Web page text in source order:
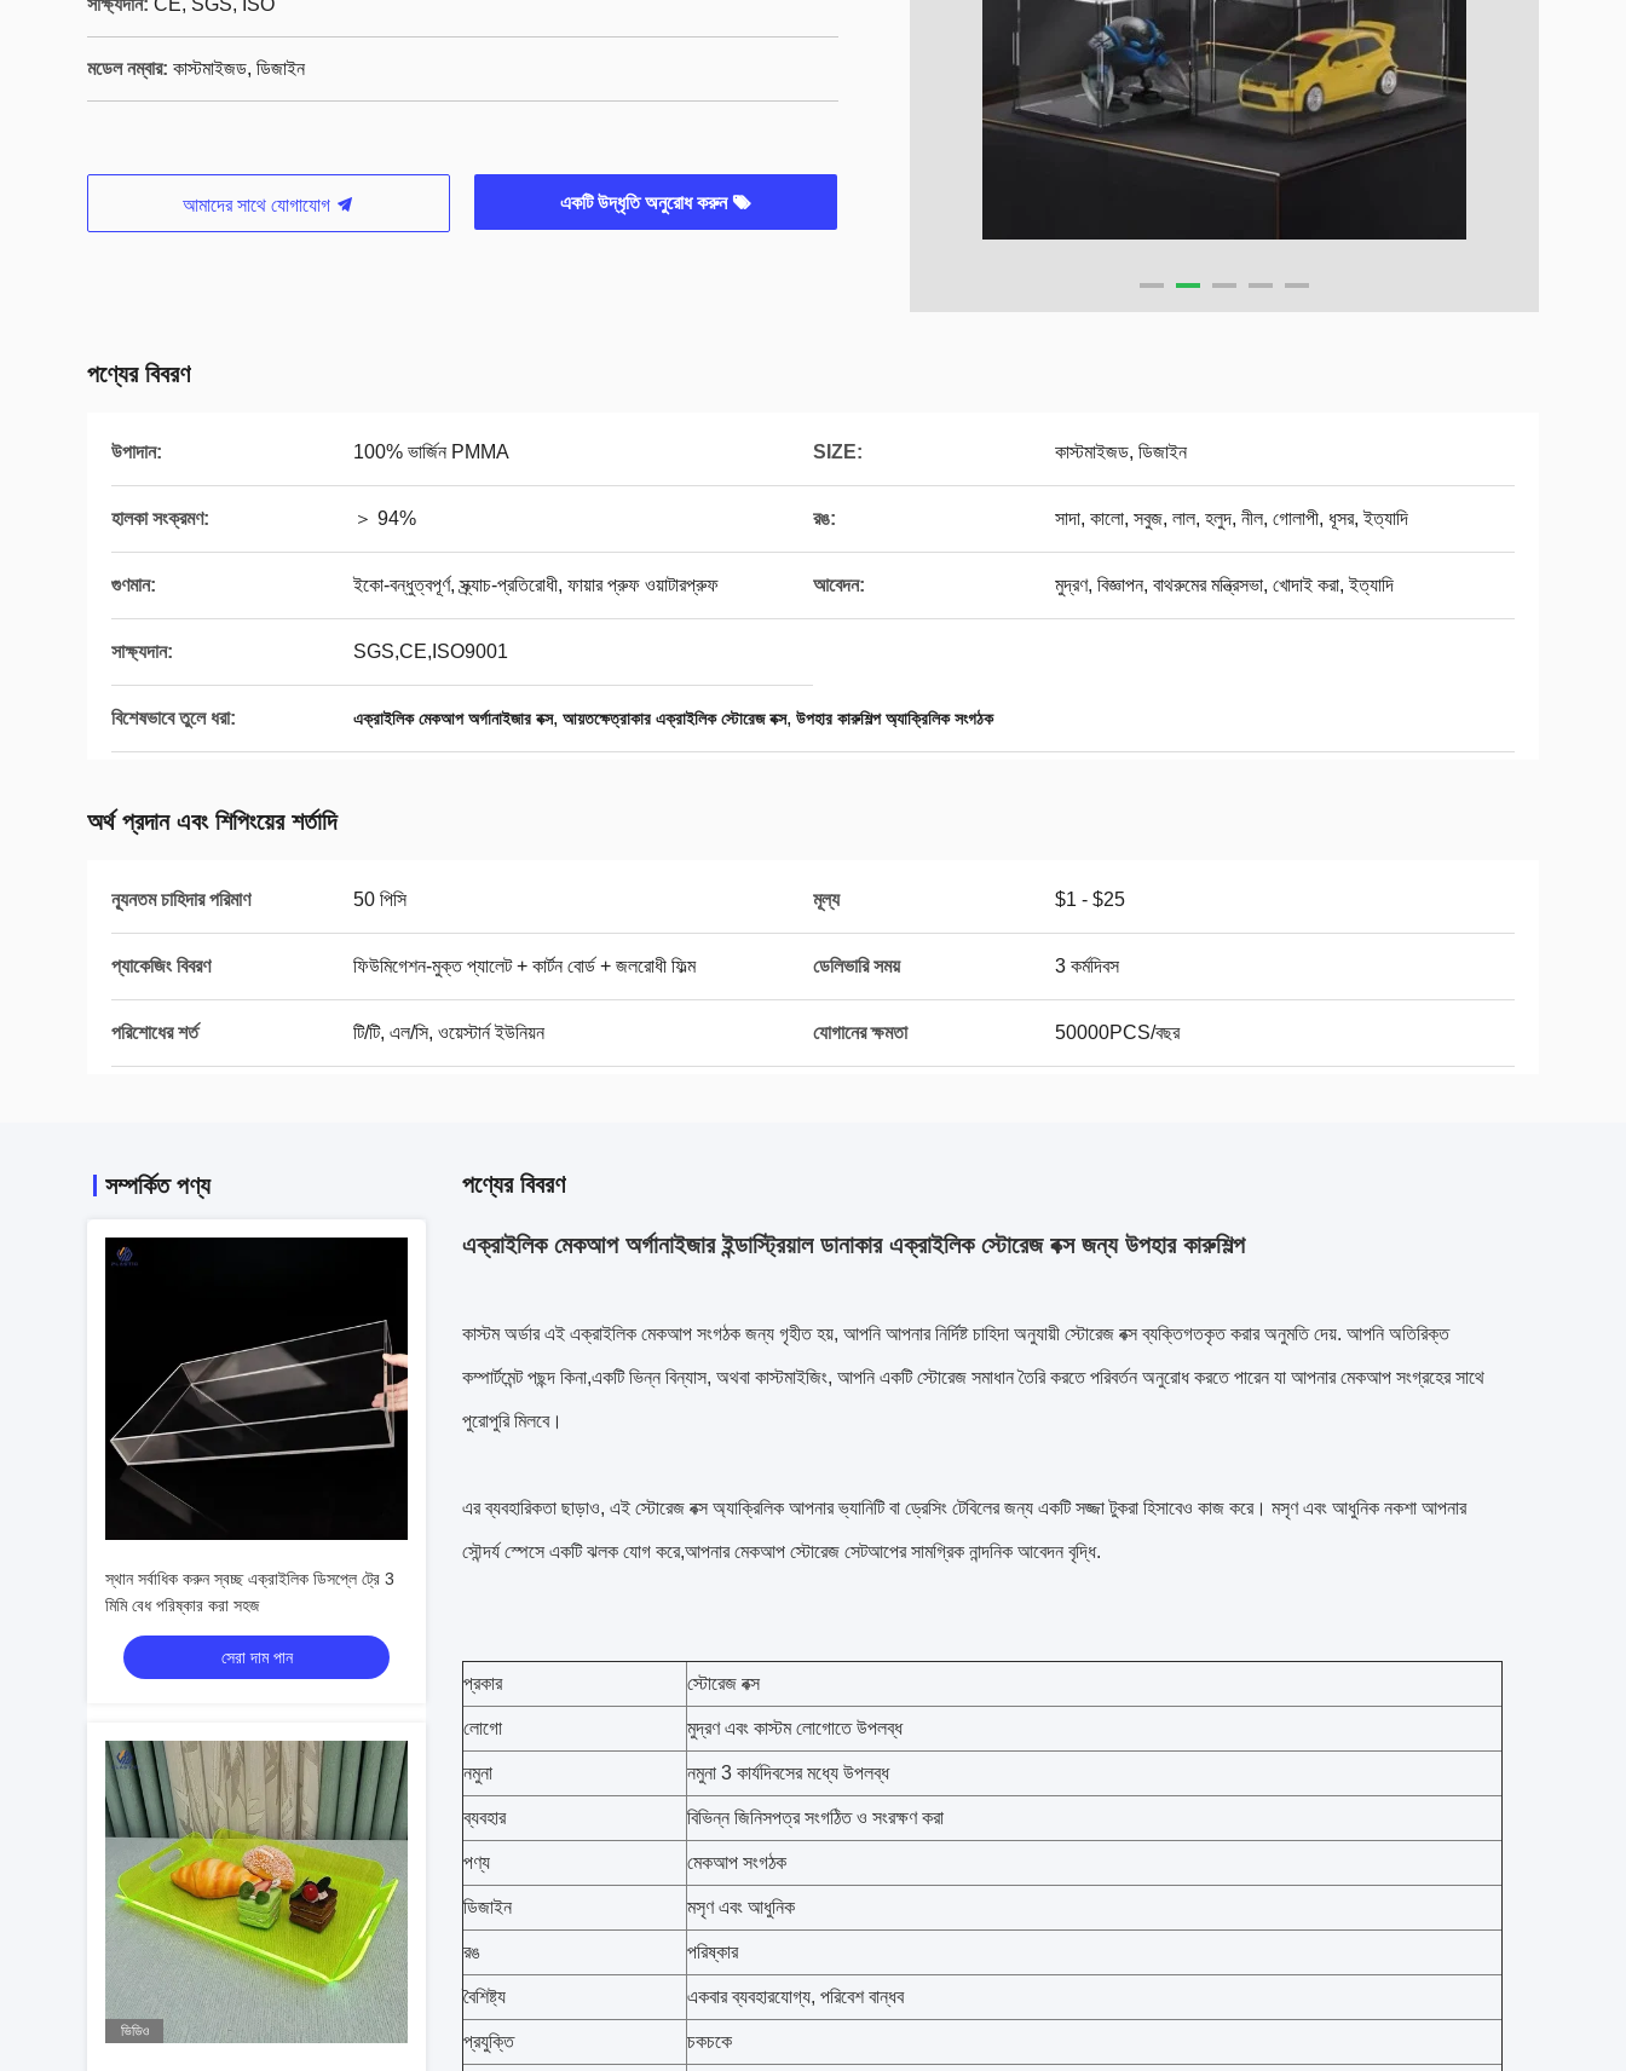
সাক্ষ্যদান: CE, SGS, ISO
মডেল নম্বার: কাস্টমাইজড, ডিজাইন
আমাদের সাথে যোগাযোগ একটি উদ্ধৃতি অনুরোধ করুন
পণ্যের বিবরণ
উপাদান: 100% ভার্জিন PMMA SIZE: কাস্টমাইজড, ডিজাইন
হালকা সংক্রমণ: ＞ 94% রঙ: সাদা, কালো, সবুজ, লাল, হলুদ, নীল, গোলাপী, ধূসর, ইত্যাদি
গুণমান: ইকো-বন্ধুত্বপূর্ণ, স্ক্র্যাচ-প্রতিরোধী, ফায়ার প্রুফ ওয়াটারপ্রুফ আবেদন: মুদ্রণ, বিজ্ঞাপন, বাথরুমের মন্ত্রিসভা, খোদাই করা, ইত্যাদি
সাক্ষ্যদান: SGS,CE,ISO9001
বিশেষভাবে তুলে ধরা: এক্রাইলিক মেকআপ অর্গানাইজার বক্স, আয়তক্ষেত্রাকার এক্রাইলিক স্টোরেজ বক্স, উপহার কারুশিল্প অ্যাক্রিলিক সংগঠক
অর্থ প্রদান এবং শিপিংয়ের শর্তাদি
ন্যূনতম চাহিদার পরিমাণ 50 পিসি মূল্য $1 - $25
প্যাকেজিং বিবরণ ফিউমিগেশন-মুক্ত প্যালেট + কার্টন বোর্ড + জলরোধী ফিল্ম ডেলিভারি সময় 3 কর্মদিবস
পরিশোধের শর্ত টি/টি, এল/সি, ওয়েস্টার্ন ইউনিয়ন যোগানের ক্ষমতা 50000PCS/বছর
সম্পর্কিত পণ্য
স্থান সর্বাধিক করুন স্বচ্ছ এক্রাইলিক ডিসপ্লে ট্রে 3
মিমি বেধ পরিষ্কার করা সহজ
সেরা দাম পান
ভিডিও
পণ্যের বিবরণ
এক্রাইলিক মেকআপ অর্গানাইজার ইন্ডাস্ট্রিয়াল ডানাকার এক্রাইলিক স্টোরেজ বক্স জন্য উপহার কারুশিল্প
কাস্টম অর্ডার এই এক্রাইলিক মেকআপ সংগঠক জন্য গৃহীত হয়, আপনি আপনার নির্দিষ্ট চাহিদা অনুযায়ী স্টোরেজ বক্স ব্যক্তিগতকৃত করার অনুমতি দেয়. আপনি অতিরিক্ত
কম্পার্টমেন্ট পছন্দ কিনা,একটি ভিন্ন বিন্যাস, অথবা কাস্টমাইজিং, আপনি একটি স্টোরেজ সমাধান তৈরি করতে পরিবর্তন অনুরোধ করতে পারেন যা আপনার মেকআপ সংগ্রহের সাথে
পুরোপুরি মিলবে।
এর ব্যবহারিকতা ছাড়াও, এই স্টোরেজ বক্স অ্যাক্রিলিক আপনার ভ্যানিটি বা ড্রেসিং টেবিলের জন্য একটি সজ্জা টুকরা হিসাবেও কাজ করে। মসৃণ এবং আধুনিক নকশা আপনার
সৌন্দর্য স্পেসে একটি ঝলক যোগ করে,আপনার মেকআপ স্টোরেজ সেটআপের সামগ্রিক নান্দনিক আবেদন বৃদ্ধি.
প্রকার স্টোরেজ বক্স
লোগো মুদ্রণ এবং কাস্টম লোগোতে উপলব্ধ
নমুনা নমুনা 3 কার্যদিবসের মধ্যে উপলব্ধ
ব্যবহার বিভিন্ন জিনিসপত্র সংগঠিত ও সংরক্ষণ করা
পণ্য মেকআপ সংগঠক
ডিজাইন মসৃণ এবং আধুনিক
রঙ পরিষ্কার
বৈশিষ্ট্য একবার ব্যবহারযোগ্য, পরিবেশ বান্ধব
প্রযুক্তি চকচকে